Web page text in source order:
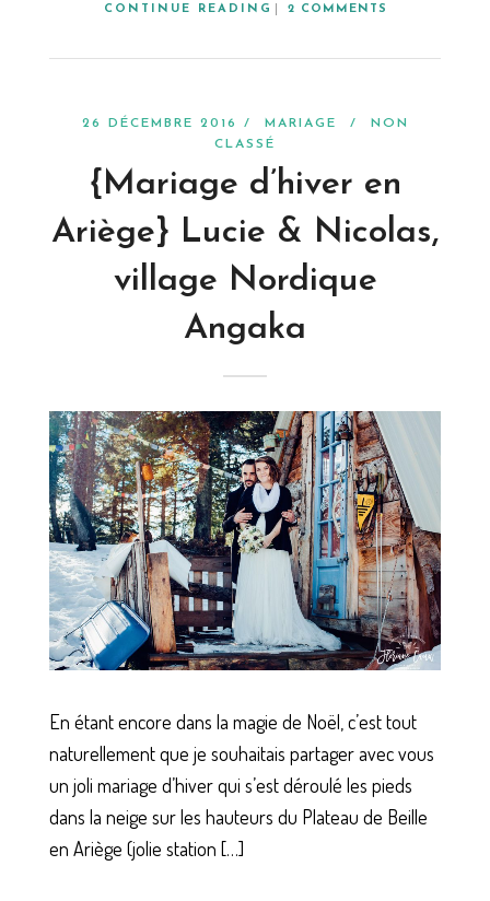
CONTINUE READING 2 COMMENTS
26 DÉCEMBRE 2016 / MARIAGE /
NON
CLASSÉ
{Mariage d’hiver en
Ariège} Lucie & Nicolas,
village Nordique
Angaka
En étant encore dans la magie de Noël, c’est tout
naturellement que je souhaitais partager avec vous
un joli mariage d’hiver qui s’est déroulé les pieds
dans la neige sur les hauteurs du Plateau de Beille
en Ariège (jolie station […]